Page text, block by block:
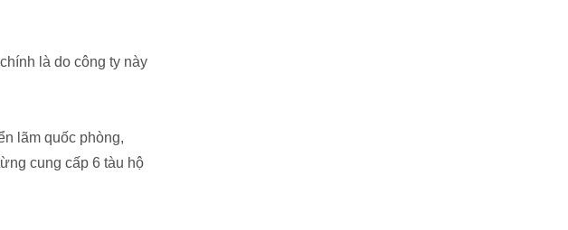
là do công ty này
lãm quốc phòng,
cung cấp 6 tàu hộ